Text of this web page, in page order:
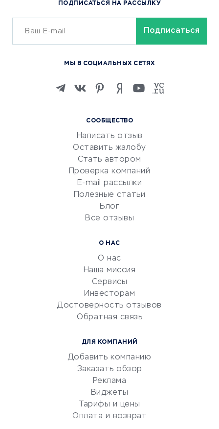
Сервисы доставки
ОБУЧЕНИЕ И РАБОТА
Изучение иностранных
Маркетинг и продажи
Репетиторство
Красота и здоровье
Сервисы по поиску работы
Сетевой маркетинг
УСЛУГИ ДЛЯ БИЗНЕСА
документооборот
Юридические компании
Бухгалтерия онлайн
СООБЩЕСТВО
Написать отзыв
Оставить жалобу
Стать автором
Проверка компаний
E-mail рассылки
Полезные статьи
Блог
Все отзывы
О НАС
О нас
Наша миссия
Сервисы
Инвесторам
Достоверность отзывов
Обратная связь
ДЛЯ КОМПАНИЙ
Добавить компанию
Заказать обзор
Реклама
Виджеты
Тарифы и цены
Оплата и возврат
ПОДПИСАТЬСЯ НА РАССЫЛКУ
МЫ В СОЦИАЛЬНЫХ СЕТЯХ